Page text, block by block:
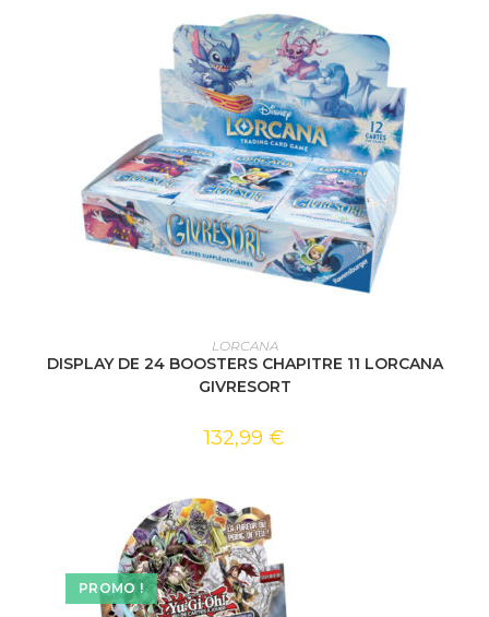
AJOUTER AU PANIER
LORCANA
DISPLAY DE 24 BOOSTERS CHAPITRE 11 LORCANA
GIVRESORT
132,99 €
PROMO !